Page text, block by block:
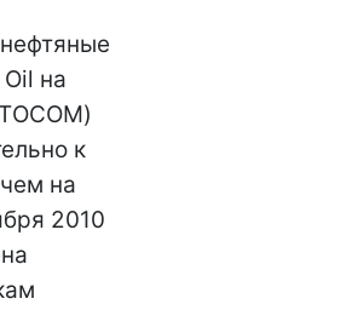
на
к
на
2010